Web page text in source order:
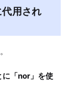
用され
「nor」を使